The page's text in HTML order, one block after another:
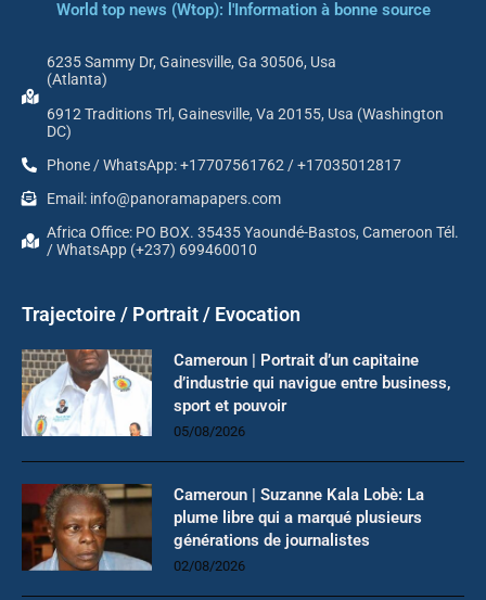
World top news (Wtop): l'Information à bonne source
6235 Sammy Dr, Gainesville, Ga 30506, Usa
(Atlanta)
6912 Traditions Trl, Gainesville, Va 20155, Usa (Washington
DC)
Phone / WhatsApp: +17707561762 / +17035012817
Email: info@panoramapapers.com
Africa Office: PO BOX. 35435 Yaoundé-Bastos, Cameroon Tél.
/ WhatsApp (+237) 699460010
Trajectoire / Portrait / Evocation
Cameroun | Portrait d’un capitaine
d’industrie qui navigue entre business,
sport et pouvoir
05/08/2026
Cameroun | Suzanne Kala Lobè: La
plume libre qui a marqué plusieurs
générations de journalistes
02/08/2026